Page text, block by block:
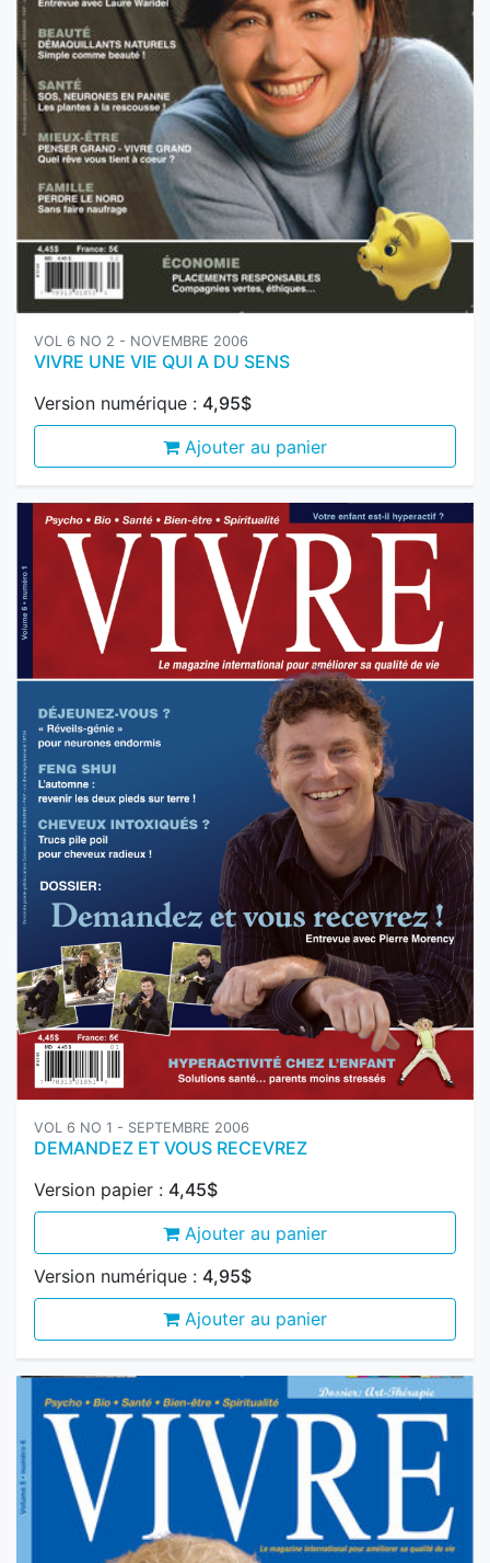
VOL 6 NO 2 - NOVEMBRE 2006
VIVRE UNE VIE QUI A DU SENS
Version numérique :4,95$
Ajouter au panier
VOL 6 NO 1 - SEPTEMBRE 2006
DEMANDEZ ET VOUS RECEVREZ
Version papier :4,45$
Ajouter au panier
Version numérique :4,95$
Ajouter au panier